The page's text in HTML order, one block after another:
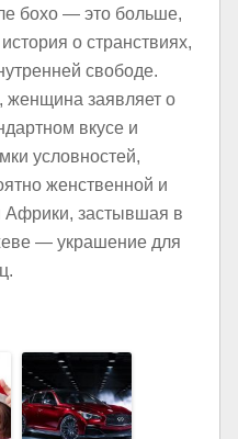
бохо — это больше,
о странствиях,
свободе.
женщина заявляет о
вкусе и
условностей,
женственной и
Африки, застывшая в
— украшение для